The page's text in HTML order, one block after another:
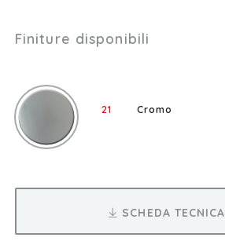
Finiture disponibili
21 Cromo
SCHEDA TECNICA